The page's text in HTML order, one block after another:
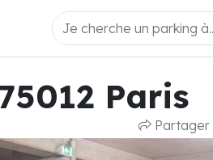
Paris
Partager